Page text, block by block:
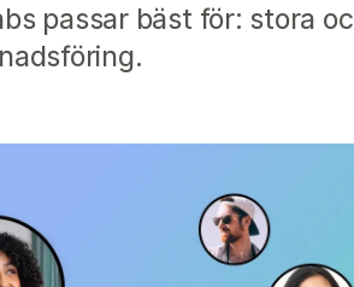
passar bäst för: stora